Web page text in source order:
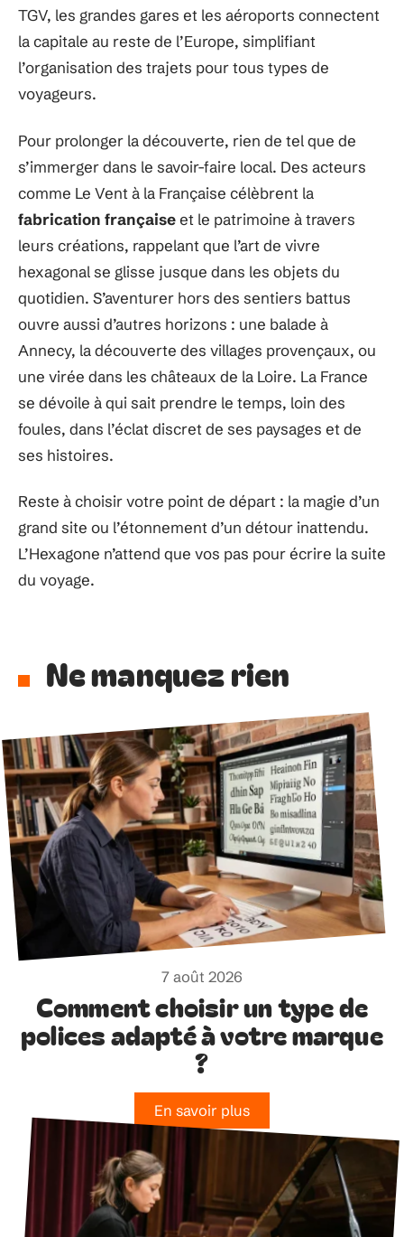
TGV, les grandes gares et les aéroports connectent
la capitale au reste de l’Europe, simplifiant
l’organisation des trajets pour tous types de
voyageurs.
Pour prolonger la découverte, rien de tel que de
s’immerger dans le savoir-faire local. Des acteurs
comme Le Vent à la Française célèbrent la
fabrication françaiseet le patrimoine à travers
leurs créations, rappelant que l’art de vivre
hexagonal se glisse jusque dans les objets du
quotidien. S’aventurer hors des sentiers battus
ouvre aussi d’autres horizons : une balade à
Annecy, la découverte des villages provençaux, ou
une virée dans les châteaux de la Loire. La France
se dévoile à qui sait prendre le temps, loin des
foules, dans l’éclat discret de ses paysages et de
ses histoires.
Reste à choisir votre point de départ : la magie d’un
grand site ou l’étonnement d’un détour inattendu.
L’Hexagone n’attend que vos pas pour écrire la suite
du voyage.
Ne manquez rien
7 août 2026
Comment choisir un type de
polices adapté à votre marque
?
En savoir plus